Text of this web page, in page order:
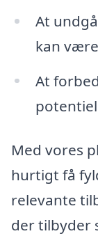
At
kan
At
Med vores
hurtigt få
relevante
der tilbyder